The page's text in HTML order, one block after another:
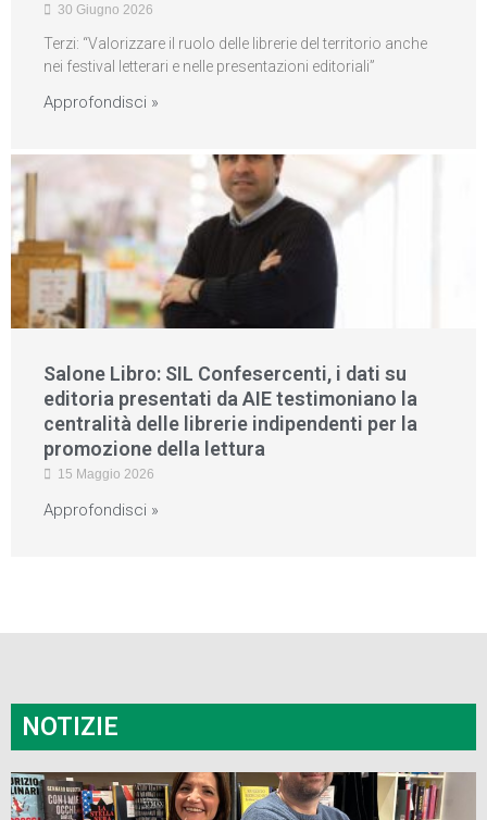
30 Giugno 2026
Terzi: “Valorizzare il ruolo delle librerie del territorio anche
nei festival letterari e nelle presentazioni editoriali”
Approfondisci »
Salone Libro: SIL Confesercenti, i dati su
editoria presentati da AIE testimoniano la
centralità delle librerie indipendenti per la
promozione della lettura
15 Maggio 2026
Approfondisci »
NOTIZIE